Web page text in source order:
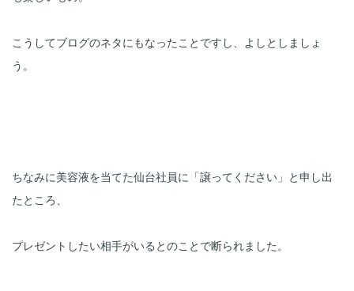
こうしてブログのネタにもなったことですし、よしとしましょ
う。
ちなみに美容液を当てた仙台社員に「譲ってください」と申し出
たところ、
プレゼントしたい相手がいるとのことで断られました。